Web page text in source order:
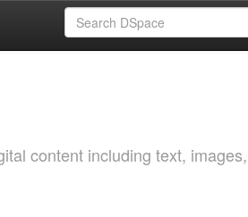
content including text, images,